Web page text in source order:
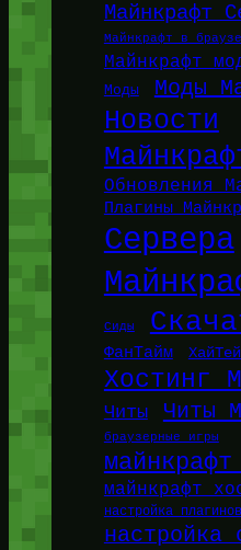
Майнкрафт
Майнкрафт в
Майнкрафт
Моды Моды
Новости
Обновления
Плагины
Сервера
Сиды
ФанТайм
Хостинг
Читы Читы
браузерные игры
майнкрафт
настройка плагинов
настройка